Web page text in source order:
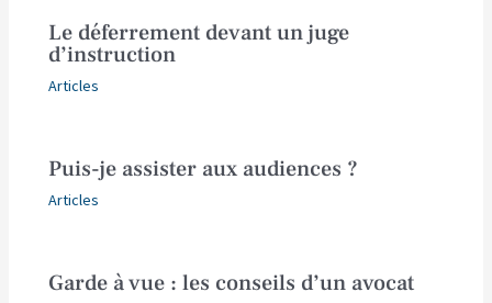
Le déferrement devant un juge
d’instruction
Articles
Puis-je assister aux audiences ?
Articles
Garde à vue : les conseils d’un avocat